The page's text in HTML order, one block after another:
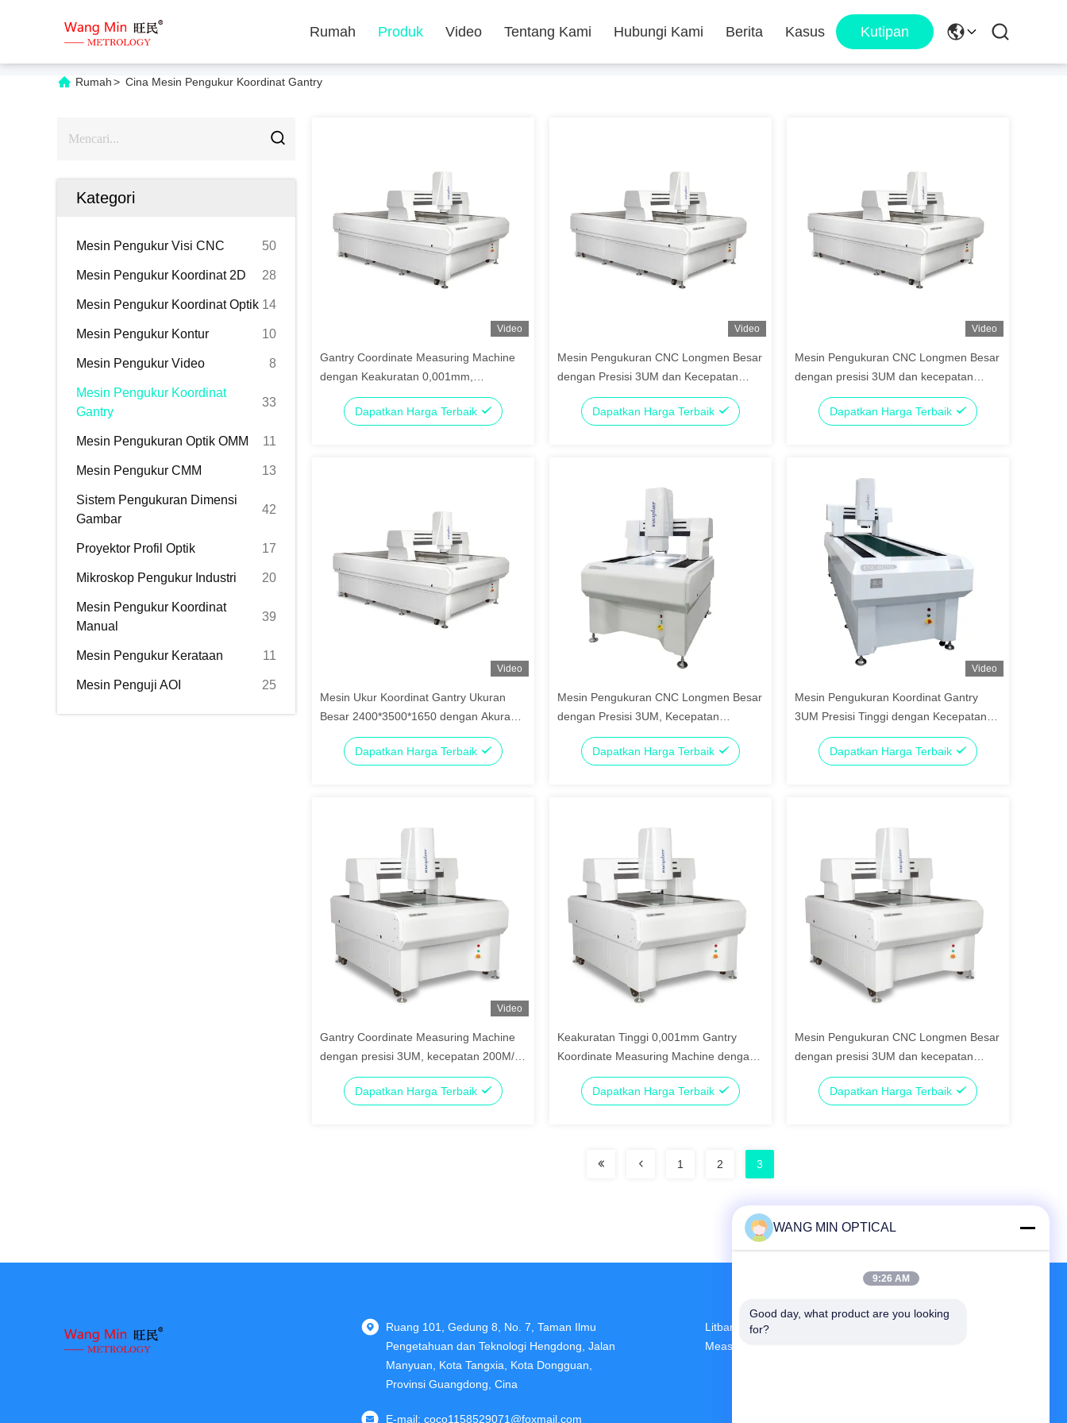
Rumah Produk Video Tentang Kami Hubungi Kami Berita Kasus Kutipan
Rumah> Cina Mesin Pengukur Koordinat Gantry
Kategori
Mesin Pengukur Visi CNC 50
Mesin Pengukur Koordinat 2D 28
Mesin Pengukur Koordinat Optik 14
Mesin Pengukur Kontur 10
Mesin Pengukur Video 8
Mesin Pengukur Koordinat
Gantry
33
Mesin Pengukuran Optik OMM 11
Mesin Pengukur CMM 13
Sistem Pengukuran Dimensi
Gambar
42
Proyektor Profil Optik 17
Mikroskop Pengukur Industri 20
Mesin Pengukur Koordinat
Manual
39
Mesin Pengukur Kerataan 11
Mesin Penguji AOI 25
Video
Gantry Coordinate Measuring Machine
dengan Keakuratan 0,001mm,
Keakuratan 3UM, dan Kecepatan
200M/S untuk Solusi Pengukuran
Dapatkan Harga Terbaik
Video
Mesin Pengukuran CNC Longmen Besar
dengan Presisi 3UM dan Kecepatan
200M/S Dilengkapi dengan Perangkat
Lunak Inspeksi 3D
Dapatkan Harga Terbaik
Video
Mesin Pengukuran CNC Longmen Besar
dengan presisi 3UM dan kecepatan
200M/S untuk pengukuran ukuran
gambar lanjutan
Dapatkan Harga Terbaik
Video
Mesin Ukur Koordinat Gantry Ukuran
Besar 2400*3500*1650 dengan Akurasi
Tinggi 0.001mm dan Presisi 3UM
Dapatkan Harga Terbaik
Mesin Pengukuran CNC Longmen Besar
dengan Presisi 3UM, Kecepatan
200M/S, dan Keakuratan 0,001mm
untuk Pengujian Otomatis
Dapatkan Harga Terbaik
Video
Mesin Pengukuran Koordinat Gantry
3UM Presisi Tinggi dengan Kecepatan
200M/S dan Perangkat Lunak Inspeksi
Dapatkan Harga Terbaik
Video
Gantry Coordinate Measuring Machine
dengan presisi 3UM, kecepatan 200M/S,
dan perangkat lunak inspeksi 3D untuk
pengukuran presisi tinggi
Dapatkan Harga Terbaik
Keakuratan Tinggi 0,001mm Gantry
Koordinate Measuring Machine dengan
presisi 3UM untuk aplikasi non-standar
yang disesuaikan
Dapatkan Harga Terbaik
Mesin Pengukuran CNC Longmen Besar
dengan presisi 3UM dan kecepatan
200M/S untuk aplikasi non-standar yang
disesuaikanDapatkan Harga Terbaik
1 2 3
Ruang 101, Gedung 8, No. 7, Taman Ilmu
Pengetahuan dan Teknologi Hengdong, Jalan
Manyuan, Kota Tangxia, Kota Dongguan,
Provinsi Guangdong, Cina
E-mail: coco1158529071@foxmail.com
Litbang Dan Produksi Terbesar CNC Vision
Measuring Machine Pemasok Di China
WANG MIN OPTICAL
9:26 AM
Good day, what product are you looking
for?